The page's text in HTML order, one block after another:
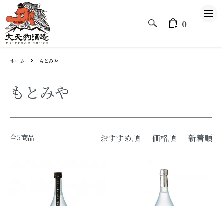
CATEGORY
0
ホーム もとみや
もとみや
全5商品 おすすめ順 価格順 新着順